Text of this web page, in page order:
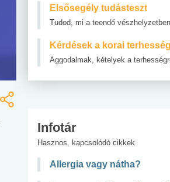
Elsősegély tudásteszt
Tudod, mi a teendő
Kérdések a korai
Aggodalmak, kételyek a
Infotár
Hasznos, kapcsolódó cikkek
Allergia vagy nátha?